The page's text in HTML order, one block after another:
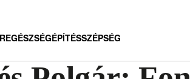
EGÉSZSÉGÉPÍTÉSSZÉPSÉG